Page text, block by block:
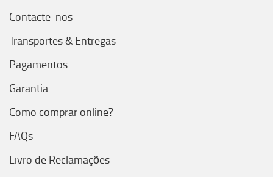
Contacte-nos
Transportes & Entregas
Pagamentos
Garantia
Como comprar online?
FAQs
Livro de Reclamações